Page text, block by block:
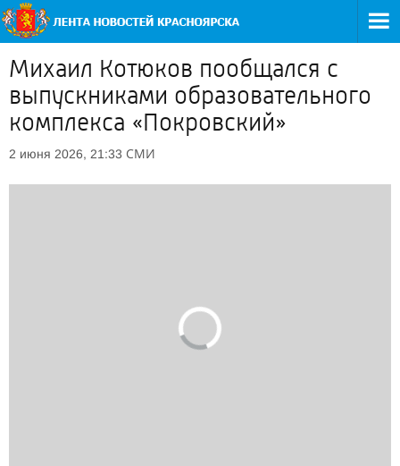
Михаил Котюков пообщался с
выпускниками образовательного
комплекса «Покровский»
2 июня 2026, 21:33 СМИ